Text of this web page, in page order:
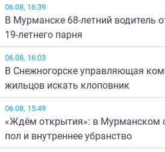
06.08, 16:39
В Мурманске 68-летний водитель
19-летнего парня
06.08, 16:03
В Снежногорске управляющая
жильцов искать клоповник
06.08, 15:49
«Ждём открытия»: в Мурманском
пол и внутреннее убранство